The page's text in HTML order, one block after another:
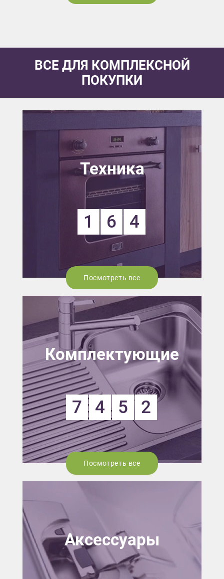
ВСЕ ДЛЯ КОМПЛЕКСНОЙ
ПОКУПКИ
Техника
1 6 4
Посмотреть все
Комплектующие
7 4 5 2
Посмотреть все
Аксессуары